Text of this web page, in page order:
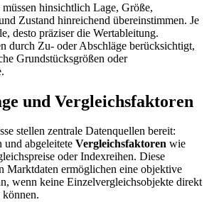
hinsichtlich Lage, Größe,
Zustand hinreichend übereinstimmen. Je
desto präziser die Wertableitung.
durch Zu- oder Abschläge berücksichtigt,
Grundstücksgrößen oder
und Vergleichsfaktoren
stellen zentrale Datenquellen bereit:
und abgeleitete Vergleichsfaktoren wie
oder Indexreihen. Diese
Marktdaten ermöglichen eine objektive
wenn keine Einzelvergleichsobjekte direkt
können.